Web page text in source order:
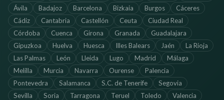
Ávila
Badajoz Barcelona Bizkaia Burgos
Cáceres
Cádiz
Cantabria Castellón Ceuta
Ciudad Real
Córdoba
Cuenca Girona Granada
Guadalajara
Gipuzkoa
Huelva Huesca Illes Balears Jaén
La Rioja
Las Palmas
León Lleida Lugo Madrid
Málaga
Melilla
Murcia Navarra Ourense
Palencia
Pontevedra
Salamanca S.C. de Tenerife
Segovia
Sevilla
Soria Tarragona Teruel Toledo
Valencia